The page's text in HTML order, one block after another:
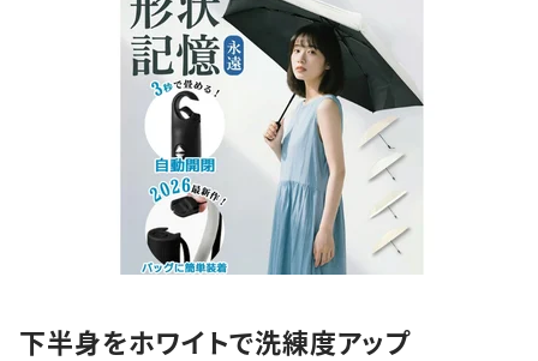
下半身をホワイトで洗練度アップ